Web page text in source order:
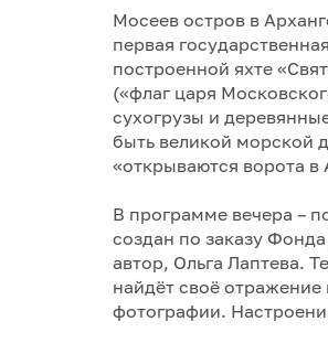
Мосеев остров в
первая
построенной яхте
(«флаг царя
сухогрузы и
быть великой морской
«открываются ворота в
В программе вечера –
создан по заказу
автор, Ольга Лаптева.
найдёт своё
фотографии.